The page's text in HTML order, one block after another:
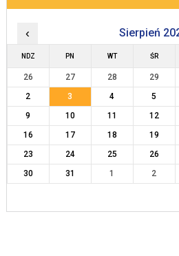
‹ Sierpień
NDZ PN WT ŚR
26 27 28 29
2
3 4 5
9
10 11 12
16
17 18 19
23
24 25 26
30
31 1 2